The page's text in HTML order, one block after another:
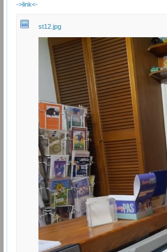
->link<-
st12.jpg